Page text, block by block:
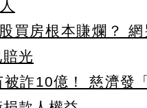
買房根本賺爛？ 網
光
被詐10億！ 慈濟發